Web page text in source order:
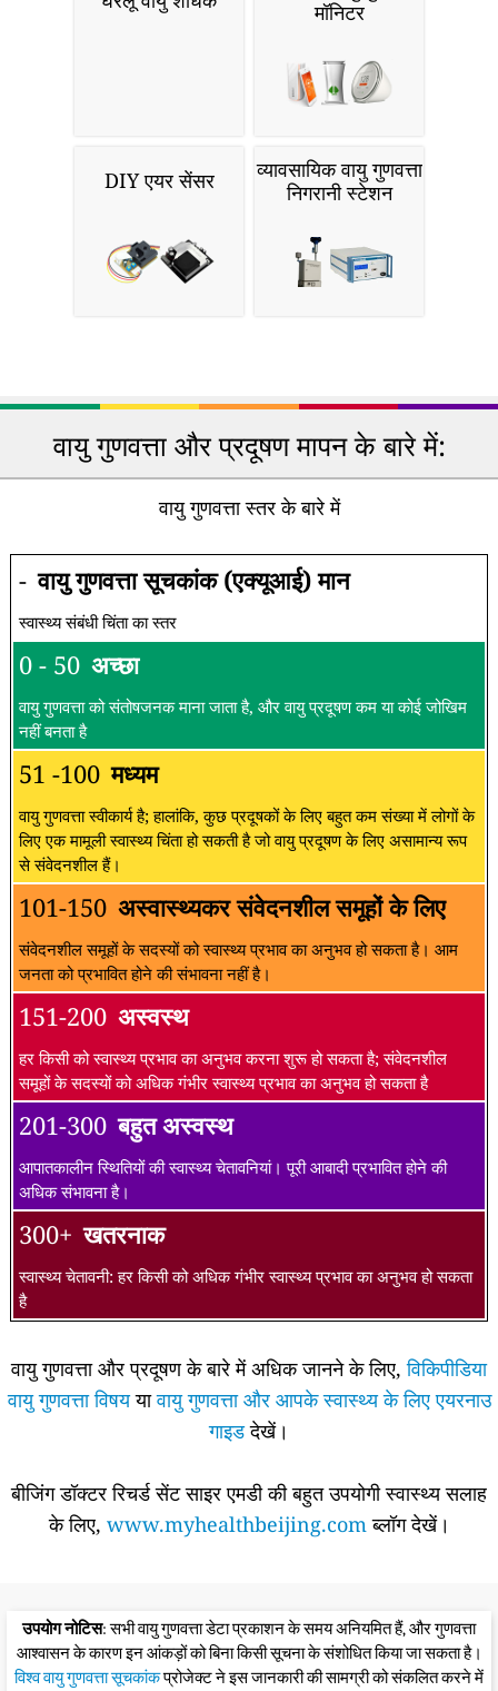
मॉनिटर
DIY एयर सेंसर
व्यावसायिक वायु गुणवत्ता
निगरानी स्टेशन
वायु गुणवत्ता और प्रदूषण मापन के बारे में:
वायु गुणवत्ता स्तर के बारे में
- वायु गुणवत्ता सूचकांक (एक्यूआई) मान
स्वास्थ्य संबंधी चिंता का स्तर
0 - 50 अच्छा
वायु गुणवत्ता को संतोषजनक माना जाता है, और वायु प्रदूषण कम या कोई जोखिम
नहीं बनता है
51 -100 मध्यम
वायु गुणवत्ता स्वीकार्य है; हालांकि, कुछ प्रदूषकों के लिए बहुत कम संख्या में लोगों के
लिए एक मामूली स्वास्थ्य चिंता हो सकती है जो वायु प्रदूषण के लिए असामान्य रूप
से संवेदनशील हैं।
101-150 अस्वास्थ्यकर संवेदनशील समूहों के लिए
संवेदनशील समूहों के सदस्यों को स्वास्थ्य प्रभाव का अनुभव हो सकता है। आम
जनता को प्रभावित होने की संभावना नहीं है।
151-200 अस्वस्थ
हर किसी को स्वास्थ्य प्रभाव का अनुभव करना शुरू हो सकता है; संवेदनशील
समूहों के सदस्यों को अधिक गंभीर स्वास्थ्य प्रभाव का अनुभव हो सकता है
201-300 बहुत अस्वस्थ
आपातकालीन स्थितियों की स्वास्थ्य चेतावनियां। पूरी आबादी प्रभावित होने की
अधिक संभावना है।
300+ खतरनाक
स्वास्थ्य चेतावनी: हर किसी को अधिक गंभीर स्वास्थ्य प्रभाव का अनुभव हो सकता
है
वायु गुणवत्ता और प्रदूषण के बारे में अधिक जानने के लिए,विकिपीडिया
वायु गुणवत्ता विषययावायु गुणवत्ता और आपके स्वास्थ्य के लिए एयरनाउ
गाइडदेखें।
बीजिंग डॉक्टर रिचर्ड सेंट साइर एमडी की बहुत उपयोगी स्वास्थ्य सलाह
के लिए, www.myhealthbeijing.comब्लॉग देखें।
उपयोग नोटिस: सभी वायु गुणवत्ता डेटा प्रकाशन के समय अनियमित हैं, और गुणवत्ता
आश्वासन के कारण इन आंकड़ों को बिना किसी सूचना के संशोधित किया जा सकता है।
विश्व वायु गुणवत्ता सूचकांकप्रोजेक्ट ने इस जानकारी की सामग्री को संकलित करने में